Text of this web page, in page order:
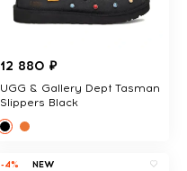
12 880 ₽
UGG & Gallery Dept Tasman
Slippers Black
-4% NEW